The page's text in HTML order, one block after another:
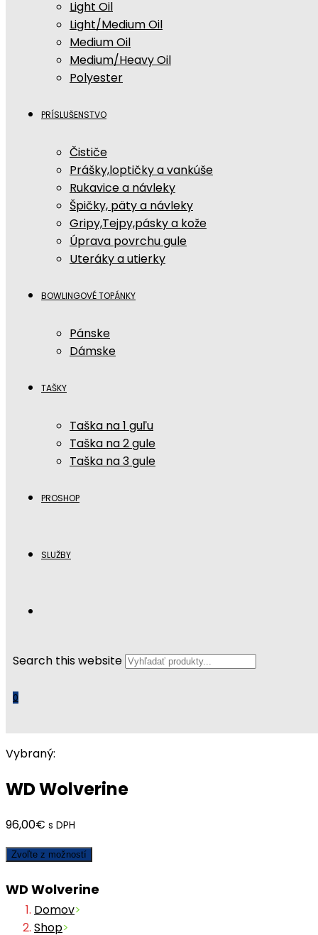
Light Oil
Light/Medium Oil
Medium Oil
Medium/Heavy Oil
Polyester
PRÍSLUŠENSTVO
Čističe
Prášky,loptičky a vankúše
Rukavice a návleky
Špičky, päty a návleky
Gripy,Tejpy,pásky a kože
Úprava povrchu gule
Uteráky a utierky
BOWLINGOVÉ TOPÁNKY
Pánske
Dámske
TAŠKY
Taška na 1 guľu
Taška na 2 gule
Taška na 3 gule
PROSHOP
SLUŽBY
Search this website
0
Vybraný:
WD Wolverine
96,00€ s DPH
Zvoľte z možností
WD Wolverine
Domov>
Shop>